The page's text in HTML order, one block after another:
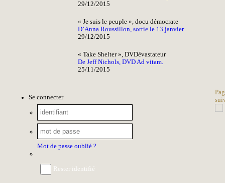
29/12/2015
« Je suis le peuple », docu démocrate
D’Anna Roussillon, sortie le 13 janvier.
29/12/2015
« Take Shelter », DVDévastateur
De Jeff Nichols, DVD Ad vitam.
25/11/2015
Se connecter
Mot de passe oublié ?
Rester identifié